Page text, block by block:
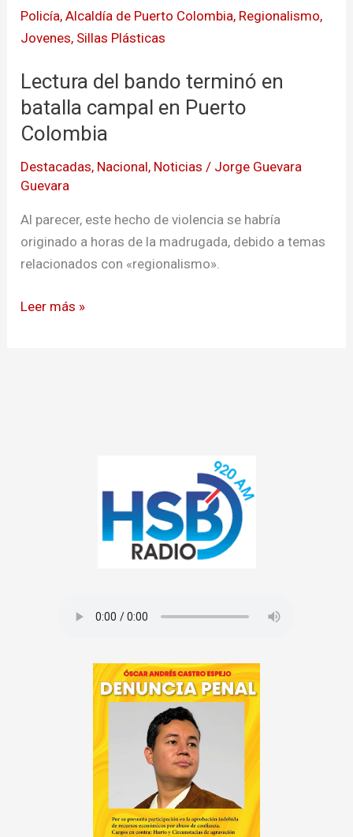
Lectura del bando terminó en
batalla campal en Puerto
Colombia
Destacadas, Nacional, Noticias / Jorge Guevara
Guevara
Al parecer, este hecho de violencia se habría
originado a horas de la madrugada, debido a temas
relacionados con «regionalismo».
del
bando
en
batalla
campal
Puerto
Colombia
Leer más »